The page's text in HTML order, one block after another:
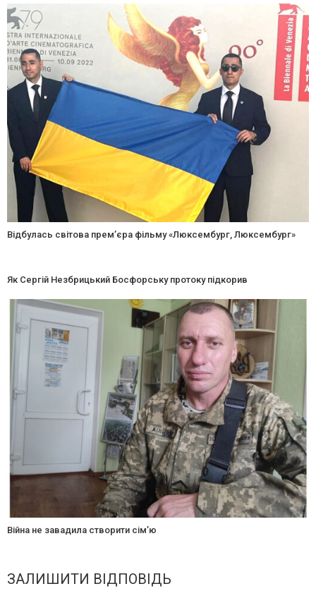
Відбулась світова прем’єра фільму «Люксембург, Люксембург»
Як Сергій Незбрицький Босфорську протоку підкорив
Війна не завадила створити сім’ю
ЗАЛИШИТИ ВІДПОВІДЬ